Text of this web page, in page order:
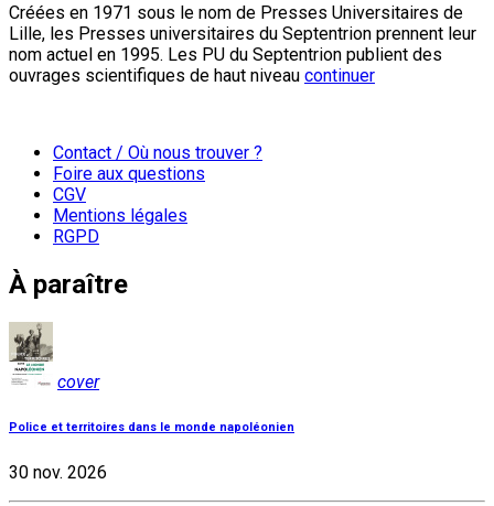
Créées en 1971 sous le nom de Presses Universitaires de
Lille, les Presses universitaires du Septentrion prennent leur
nom actuel en 1995. Les PU du Septentrion publient des
ouvrages scientifiques de haut niveau continuer
Contact / Où nous trouver ?
Foire aux questions
CGV
Mentions légales
RGPD
À paraître
cover
Police et territoires dans le monde napoléonien
30 nov. 2026